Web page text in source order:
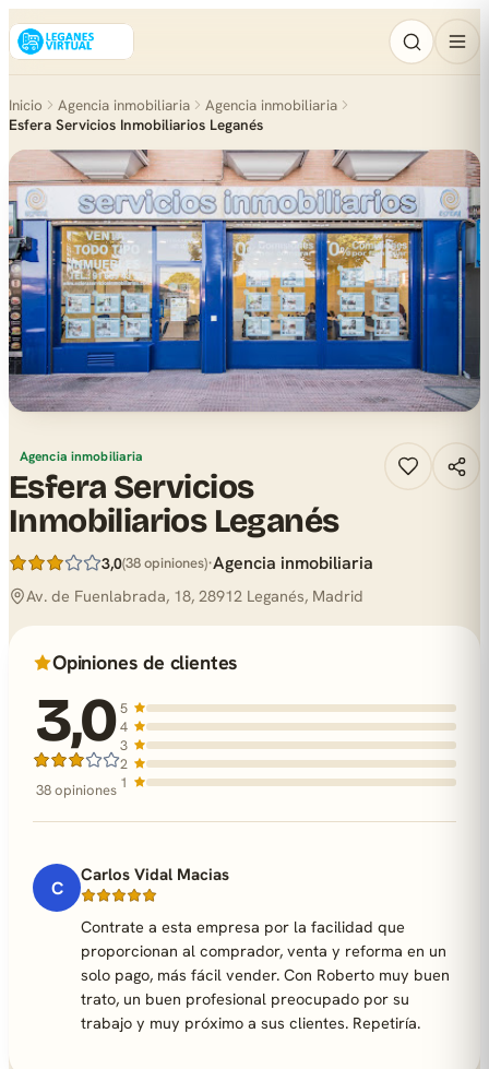
Inicio Agencia inmobiliaria
Agencia inmobiliaria
Esfera Servicios Inmobiliarios Leganés
Agencia inmobiliaria
Esfera Servicios
Inmobiliarios Leganés
3,0(38 opiniones)·Agencia inmobiliaria
Av. de Fuenlabrada, 18, 28912 Leganés, Madrid
Opiniones de clientes
3,0
38 opiniones
5
4
3
2
1
C
Carlos Vidal Macias
Contrate a esta empresa por la facilidad que
proporcionan al comprador, venta y reforma en un
solo pago, más fácil vender. Con Roberto muy buen
trato, un buen profesional preocupado por su
trabajo y muy próximo a sus clientes. Repetiría.